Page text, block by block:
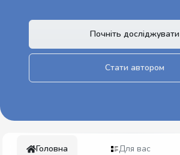
Почніть досліджувати
Стати автором
Головна Для вас